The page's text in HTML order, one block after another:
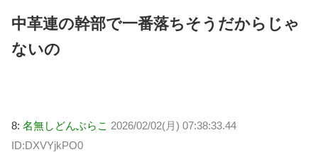
中革連の幹部で一番落ちそうだからじゃ
ないの
8: 名無しどんぶらこ 2026/02/02(月) 07:38:33.44
ID:DXVYjkPO0